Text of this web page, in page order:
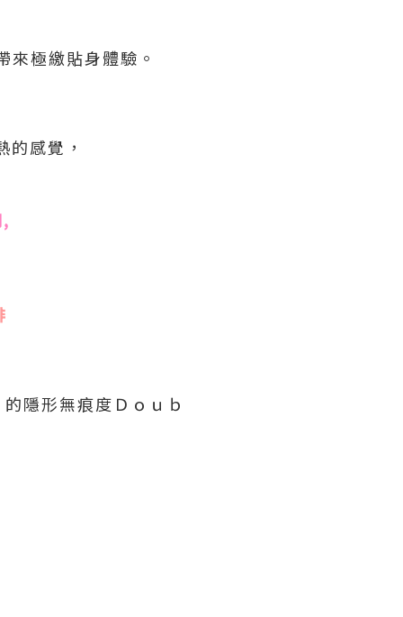
極繳貼身體驗。
感覺，
隱形無痕度Ｄｏｕｂ